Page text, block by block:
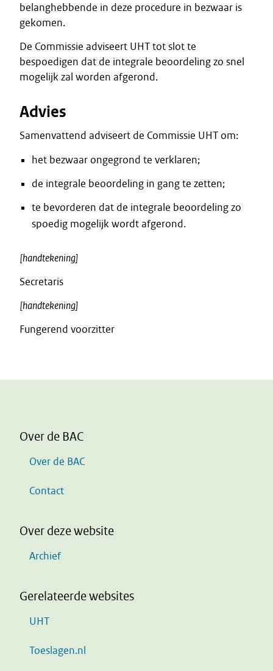
belanghebbende in deze procedure in bezwaar is
gekomen.
De Commissie adviseert UHT tot slot te
bespoedigen dat de integrale beoordeling zo snel
mogelijk zal worden afgerond.
Advies
Samenvattend adviseert de Commissie UHT om:
het bezwaar ongegrond te verklaren;
de integrale beoordeling in gang te zetten;
te bevorderen dat de integrale beoordeling zo
spoedig mogelijk wordt afgerond.
[handtekening]
Secretaris
[handtekening]
Fungerend voorzitter
Over de BAC
Over de BAC
Contact
Over deze website
Archief
Gerelateerde websites
UHT
Toeslagen.nl